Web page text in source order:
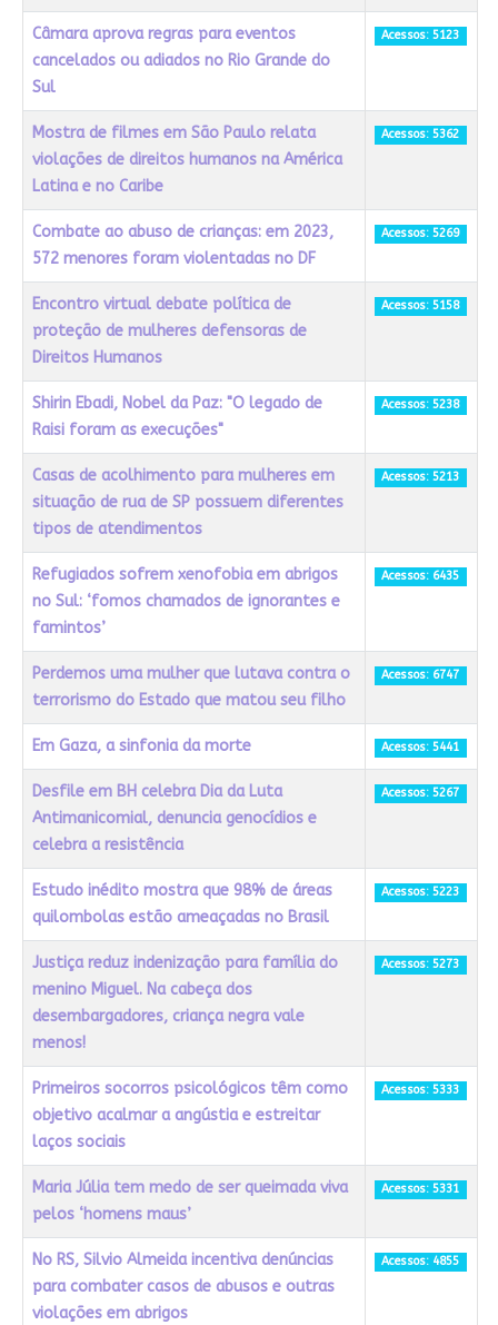
Câmara aprova regras para eventos
cancelados ou adiados no Rio Grande do
Sul
Acessos: 5123
Mostra de filmes em São Paulo relata
violações de direitos humanos na América
Latina e no Caribe
Acessos: 5362
Combate ao abuso de crianças: em 2023,
572 menores foram violentadas no DF
Acessos: 5269
Encontro virtual debate política de
proteção de mulheres defensoras de
Direitos Humanos
Acessos: 5158
Shirin Ebadi, Nobel da Paz: "O legado de
Raisi foram as execuções"
Acessos: 5238
Casas de acolhimento para mulheres em
situação de rua de SP possuem diferentes
tipos de atendimentos
Acessos: 5213
Refugiados sofrem xenofobia em abrigos
no Sul: ‘fomos chamados de ignorantes e
famintos’
Acessos: 6435
Perdemos uma mulher que lutava contra o
terrorismo do Estado que matou seu filho
Acessos: 6747
Em Gaza, a sinfonia da morte Acessos: 5441
Desfile em BH celebra Dia da Luta
Antimanicomial, denuncia genocídios e
celebra a resistência
Acessos: 5267
Estudo inédito mostra que 98% de áreas
quilombolas estão ameaçadas no Brasil
Acessos: 5223
Justiça reduz indenização para família do
menino Miguel. Na cabeça dos
desembargadores, criança negra vale
menos!
Acessos: 5273
Primeiros socorros psicológicos têm como
objetivo acalmar a angústia e estreitar
laços sociais
Acessos: 5333
Maria Júlia tem medo de ser queimada viva
pelos ‘homens maus’
Acessos: 5331
No RS, Silvio Almeida incentiva denúncias
para combater casos de abusos e outras
violações em abrigos
Acessos: 4855